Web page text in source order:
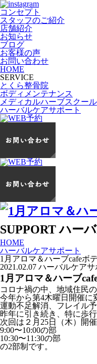
コンセプト
スタッフのご紹介
店舗紹介
お知らせ
ブログ
お客様の声
お問い合わせ
HOME
SERVICE
とくら整骨院
ボディメンテナンス
メディカルハーブスクール
ハーバルケアサポート
SUPPORT ハー
HOME
ハーバルケアサポート
1月アロマ＆ハーブcafeボ
2021.02.07 ハーバルケアサ
1月アロマ＆ハーブ
コロナ禍の中、地域住民
今年から第4木曜日開催に
運動不足解消、フレイル
昨年に引き続き、特に歩
次回は２月25日（木）開
9:00〜10:00の部
10:30〜11:30の部
の2部制です。